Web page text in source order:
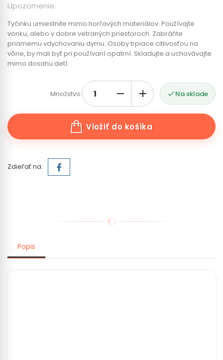
Upozornenie:
Tyčinku umiestnite mimo horľavých materiálov. Používajte
vonku, alebo v dobre vetraných priestoroch. Zabráňte
priamemu vdychovaniu dymu. Osoby trpiace citlivosťou na
vône, by mali byť pri používaní opatrní. Skladujte a uchovávajte
mimo dosahu detí.
Množstvo: Na sklade
Vložiť do košíka
Zdieľať na:
Popis